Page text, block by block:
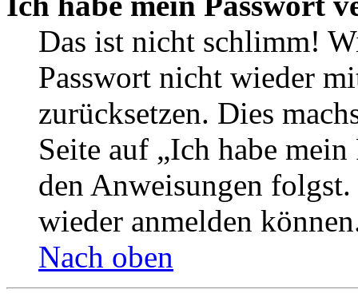
Das ist nicht schlimm!
Passwort nicht wieder
zurücksetzen. Dies
Seite auf „Ich habe
den Anweisungen
wieder anmelden
Nach oben